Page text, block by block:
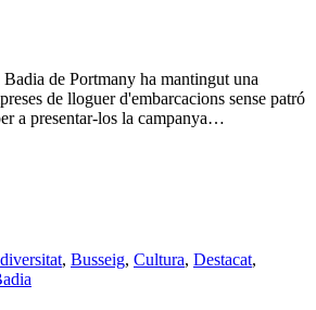
de Portmany ha mantingut una
de lloguer d'embarcacions sense patró
a presentar-los la campanya…
, Busseig, Cultura, Destacat,